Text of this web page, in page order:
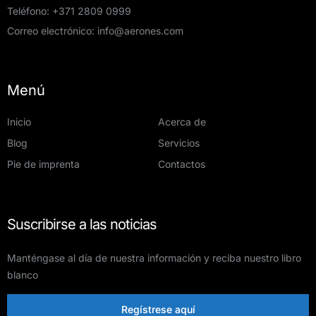
Teléfono: +371 2809 0999
Correo electrónico: info@aerones.com
Menú
Inicio
Acerca de
Blog
Servicios
Pie de imprenta
Contactos
Suscribirse a las noticias
Manténgase al día de nuestra información y reciba nuestro libro
blanco
Regístrese aquí